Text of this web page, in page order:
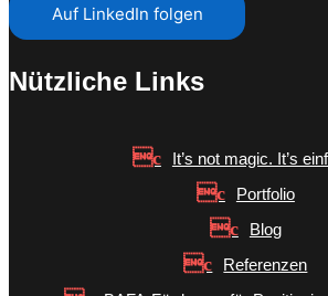
Auf LinkedIn folgen
Nützliche Links
It’s not magic. It’s
Portfolio
Blog
Referenzen